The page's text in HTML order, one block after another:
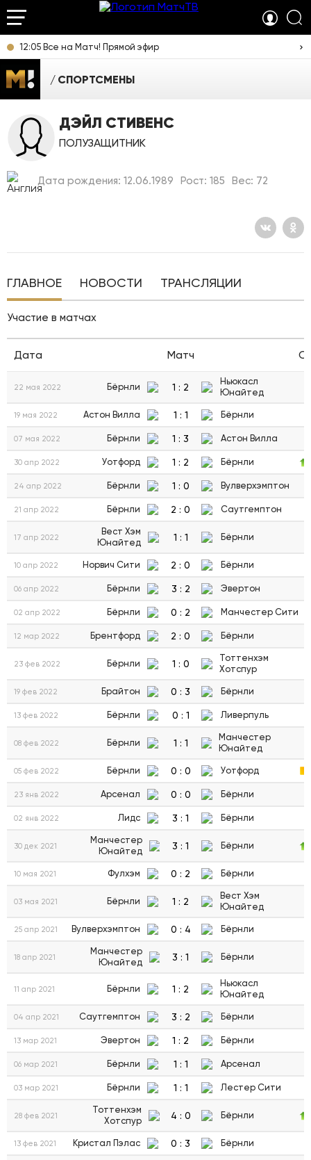
12:05 Все на Матч! Прямой эфир
СПОРТСМЕНЫ
ДЭЙЛ СТИВЕНС
ПОЛУЗАЩИТНИК
Дата рождения: 12.06.1989 Рост: 185 Вес: 72
ГЛАВНОЕ НОВОСТИ ТРАНСЛЯЦИИ
Участие в матчах
Дата Матч
22 мая 2022 Бёрнли 1 : 2
Ньюкасл
Юнайтед
19 мая 2022 Астон Вилла 1 : 1 Бёрнли
07 мая 2022 Бёрнли 1 : 3 Астон Вилла
30 апр 2022 Уотфорд 1 : 2 Бёрнли
24 апр 2022 Бёрнли 1 : 0 Вулверхэмптон
21 апр 2022 Бёрнли 2 : 0 Саутгемптон
17 апр 2022
Вест Хэм
Юнайтед
1 : 1 Бёрнли
10 апр 2022 Норвич Сити 2 : 0 Бёрнли
06 апр 2022 Бёрнли 3 : 2 Эвертон
02 апр 2022 Бёрнли 0 : 2 Манчестер Сити
12 мар 2022 Брентфорд 2 : 0 Бёрнли
23 фев 2022 Бёрнли 1 : 0
Тоттенхэм
Хотспур
19 фев 2022 Брайтон 0 : 3 Бёрнли
13 фев 2022 Бёрнли 0 : 1 Ливерпуль
08 фев 2022 Бёрнли 1 : 1
Манчестер
Юнайтед
05 фев 2022 Бёрнли 0 : 0 Уотфорд
23 янв 2022 Арсенал 0 : 0 Бёрнли
02 янв 2022 Лидс 3 : 1 Бёрнли
30 дек 2021
Манчестер
Юнайтед
3 : 1 Бёрнли
10 мая 2021 Фулхэм 0 : 2 Бёрнли
03 мая 2021 Бёрнли 1 : 2
Вест Хэм
Юнайтед
25 апр 2021 Вулверхэмптон 0 : 4 Бёрнли
18 апр 2021
Манчестер
Юнайтед
3 : 1 Бёрнли
11 апр 2021 Бёрнли 1 : 2
Ньюкасл
Юнайтед
04 апр 2021 Саутгемптон 3 : 2 Бёрнли
13 мар 2021 Эвертон 1 : 2 Бёрнли
06 мар 2021 Бёрнли 1 : 1 Арсенал
03 мар 2021 Бёрнли 1 : 1 Лестер Сити
28 фев 2021
Тоттенхэм
Хотспур
4 : 0 Бёрнли
13 фев 2021 Кристал Пэлас 0 : 3 Бёрнли